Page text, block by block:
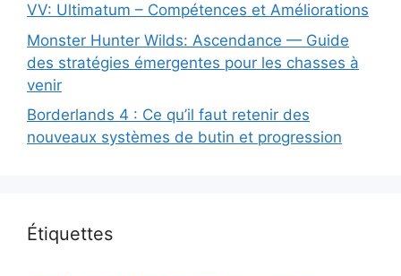
VV: Ultimatum – Compétences et Améliorations
Monster Hunter Wilds: Ascendance — Guide
des stratégies émergentes pour les chasses à
venir
Borderlands 4 : Ce qu’il faut retenir des
nouveaux systèmes de butin et progression
Étiquettes